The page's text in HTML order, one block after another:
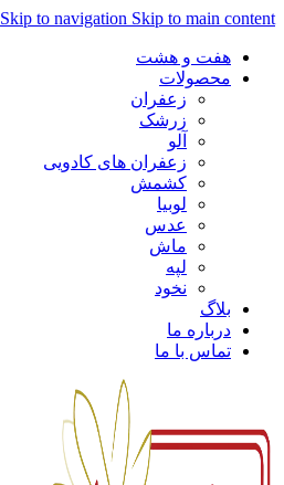
Skip to navigation Skip to main content
هفت و هشت
محصولات
زعفران
زرشک
آلو
زعفران های کادویی
کشمش
لوبیا
عدس
ماش
لپه
نخود
بلاگ
درباره ما
تماس با ما